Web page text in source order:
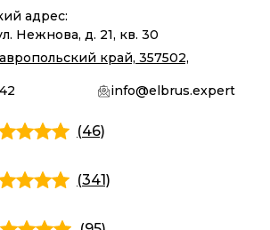
край, 357502,
info@elbrus.expert
адрес:
Нежнова, д. 21, кв. 30
(46)
(341)